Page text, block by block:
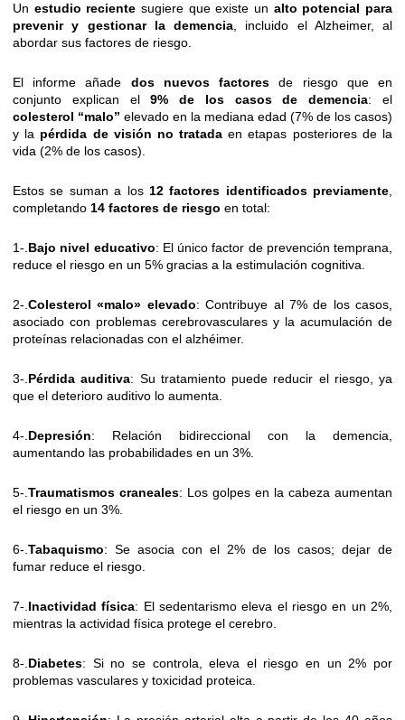
Un estudio reciente sugiere que existe un alto potencial para
prevenir y gestionar la demencia, incluido el Alzheimer, al
abordar sus factores de riesgo.
El informe añade dos nuevos factores de riesgo que en
conjunto explican el9% de los casos de demencia: el
colesterol “malo” elevado en la mediana edad (7% de los casos)
y la pérdida de visión no tratada en etapas posteriores de la
vida (2% de los casos).
Estos se suman a los 12 factores identificados previamente,
completando 14 factores de riesgo en total:
1-.Bajo nivel educativo: El único factor de prevención temprana,
reduce el riesgo en un 5% gracias a la estimulación cognitiva.
2-.Colesterol «malo» elevado: Contribuye al 7% de los casos,
asociado con problemas cerebrovasculares y la acumulación de
proteínas relacionadas con el alzhéimer.
3-.Pérdida auditiva: Su tratamiento puede reducir el riesgo, ya
que el deterioro auditivo lo aumenta.
4-.Depresión: Relación bidireccional con la demencia,
aumentando las probabilidades en un 3%.
5-.Traumatismos craneales: Los golpes en la cabeza aumentan
el riesgo en un 3%.
6-.Tabaquismo: Se asocia con el 2% de los casos; dejar de
fumar reduce el riesgo.
7-.Inactividad física: El sedentarismo eleva el riesgo en un 2%,
mientras la actividad física protege el cerebro.
8-.Diabetes: Si no se controla, eleva el riesgo en un 2% por
problemas vasculares y toxicidad proteica.